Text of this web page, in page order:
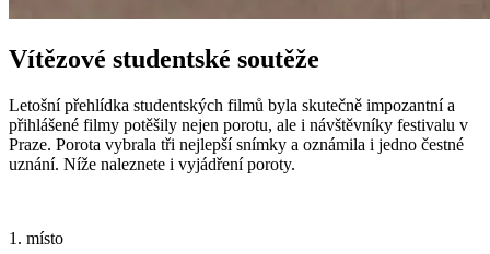
Vítězové studentské soutěže
Letošní přehlídka studentských filmů byla skutečně impozantní a
přihlášené filmy potěšily nejen porotu, ale i návštěvníky festivalu v
Praze. Porota vybrala tři nejlepší snímky a oznámila i jedno čestné
uznání. Níže naleznete i vyjádření poroty.
1. místo